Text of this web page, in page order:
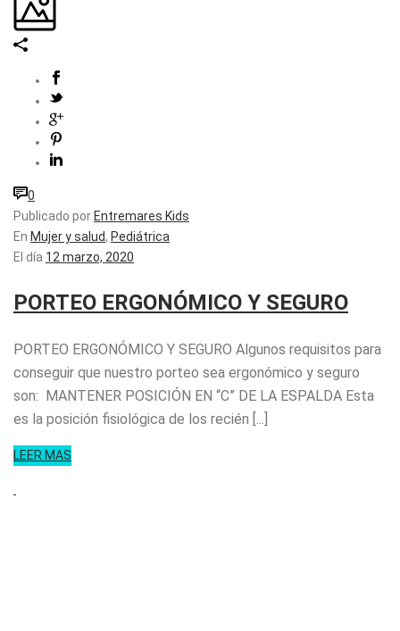
0
Publicado por Entremares Kids
En Mujer y salud, Pediátrica
El día 12 marzo, 2020
PORTEO ERGONÓMICO Y SEGURO
PORTEO ERGONÓMICO Y SEGURO Algunos requisitos para
conseguir que nuestro porteo sea ergonómico y seguro
son: MANTENER POSICIÓN EN “C” DE LA ESPALDA Esta
es la posición fisiológica de los recién [...]
LEER MAS